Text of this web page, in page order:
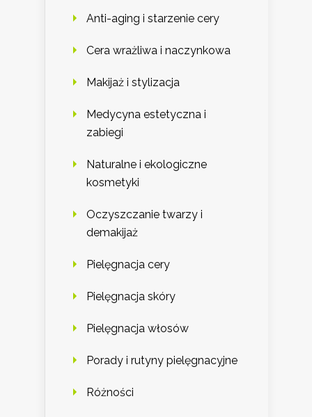
Anti-aging i starzenie cery
Cera wrażliwa i naczynkowa
Makijaż i stylizacja
Medycyna estetyczna i
zabiegi
Naturalne i ekologiczne
kosmetyki
Oczyszczanie twarzy i
demakijaż
Pielęgnacja cery
Pielęgnacja skóry
Pielęgnacja włosów
Porady i rutyny pielęgnacyjne
Różności